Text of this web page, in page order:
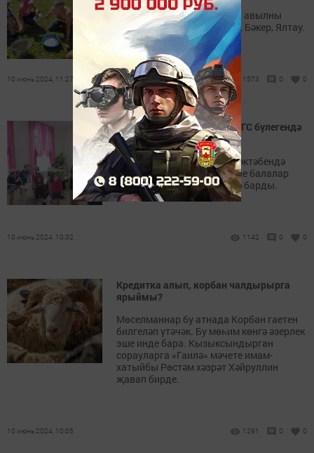
Иске Иштирәк Сабан туе өч авылны
берләштерә: Иске Иштирәк, Бәкер, Ялтау.
10 июнь 2024, 11:27 1573 0 0
Укучылар Лениногорск ЗАГС бүлегендә
булды (+фотолар)
Лениногорскиның 6 нчы мәктәбендә
мәктәп яны лагеренә йөрүче балалар
ЗАГС бүлегенә экскурсиягә барды.
10 июнь 2024, 10:32 1142 0 0
Кредитка алып, корбан чалдырырга
ярыймы?
Мөселманнар бу атнада Корбан гаетен
билгеләп үтәчәк. Бу мөһим көнгә әзерлек
эше инде бара. Кызыксындырган
сорауларга «Гаилә» мәчете имам-
хатыйбы Рөстәм хәзрәт Хәйруллин
җавап бирде.
10 июнь 2024, 10:05 1291 0 0